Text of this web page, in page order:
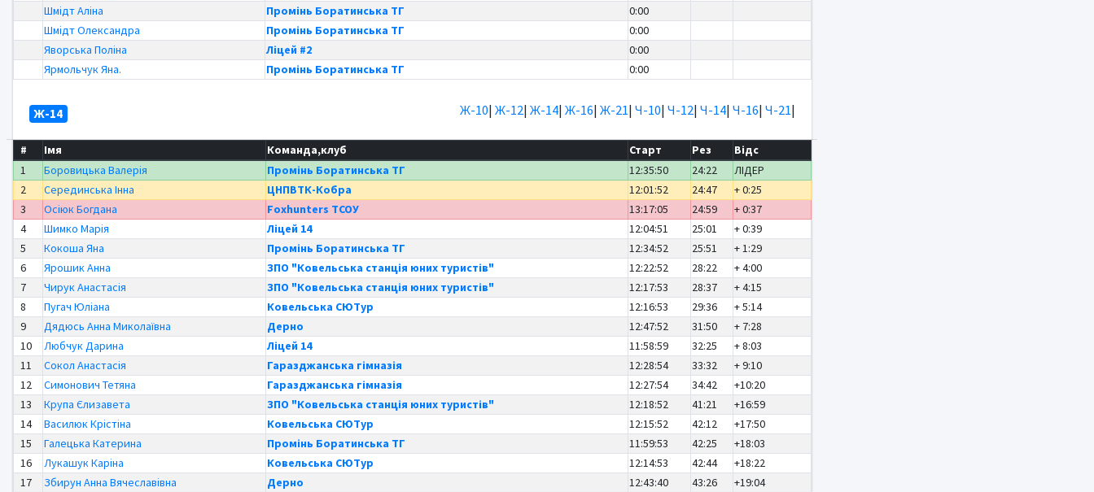
Шмідт Аліна
Промінь Боратинська ТГ
0:00
Шмідт Олександра
Промінь Боратинська ТГ
0:00
Яворська Поліна
Ліцей #2
0:00
Ярмольчук Яна.
Промінь Боратинська ТГ 0:00
Ж-14 Ж-10| Ж-12| Ж-14| Ж-16| Ж-21| Ч-10| Ч-12| Ч-14| Ч-16| Ч-21|
# Імя Команда,клуб Старт Рез
Відс
1
Боровицька Валерія Промінь Боратинська ТГ 12:35:50 24:22
ЛІДЕР
2
Серединська Інна ЦНПВТК-Кобра 12:01:52 24:47
+ 0:25
3
Осіюк Богдана Foxhunters ТСОУ 13:17:05 24:59
+ 0:37
4
Шимко Марія Ліцей 14 12:04:51 25:01
+ 0:39
5
Кокоша Яна Промінь Боратинська ТГ 12:34:52 25:51
+ 1:29
6
Ярошик Анна ЗПО "Ковельська станція юних туристів" 12:22:52 28:22
+ 4:00
7
Чирук Анастасія ЗПО "Ковельська станція юних туристів" 12:17:53 28:37
+ 4:15
8
Пугач Юліана Ковельська СЮТур 12:16:53 29:36
+ 5:14
9
Дядюсь Анна Миколаївна Дерно 12:47:52 31:50
+ 7:28
10
Любчук Дарина Ліцей 14 11:58:59 32:25
+ 8:03
11
Сокол Анастасія Гаразджанська гімназія 12:28:54 33:32
+ 9:10
12
Симонович Тетяна Гаразджанська гімназія 12:27:54 34:42
+10:20
13
Крупа Єлизавета ЗПО "Ковельська станція юних туристів" 12:18:52 41:21
+16:59
14
Василюк Крістіна Ковельська СЮТур 12:15:52 42:12
+17:50
15
Галецька Катерина Промінь Боратинська ТГ 11:59:53 42:25
+18:03
16
Лукашук Каріна Ковельська СЮТур 12:14:53 42:44
+18:22
17
Збирун Анна Вячеславівна Дерно 12:43:40 43:26
+19:04